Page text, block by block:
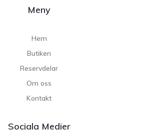
Meny
Hem
Butiken
Reservdelar
Om oss
Kontakt
Sociala Medier